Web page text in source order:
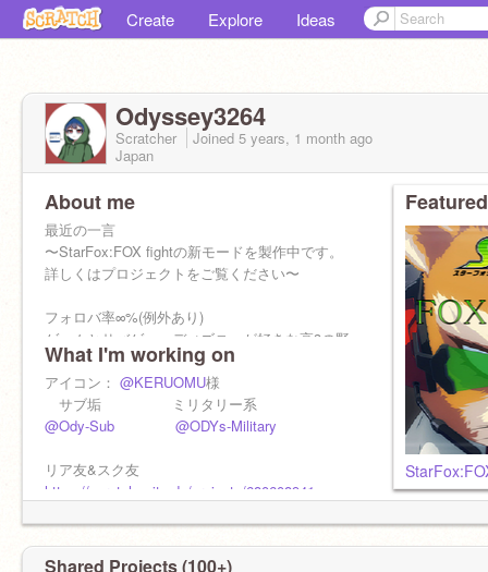
Create Explore Ideas
Odyssey3264
Scratcher Joined 5 years, 1 month ago
Japan
About me
最近の一言
〜StarFox:FOX fightの新モードを製作中です。
詳しくはプロジェクトをご覧ください〜
フォロバ率∞%(例外あり)
ゲームとサバゲー、ディズニーが好きな高3の野
郎です。選挙権を持っています。この国も終い
や
What I'm working on
アイコン： @KERUOMU様
サブ垢 ミリタリー系
@Ody-Sub
@ODYs-Military
リア友&スク友
https://scratch.mit.edu/projects/680608941
Shared Projects (100+)